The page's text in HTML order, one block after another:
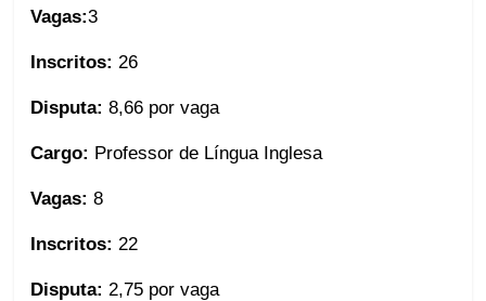
Vagas:3
Inscritos:26
Disputa: 8,66 por vaga
Cargo: Professor de Língua Inglesa
Vagas:8
Inscritos:22
Disputa: 2,75 por vaga